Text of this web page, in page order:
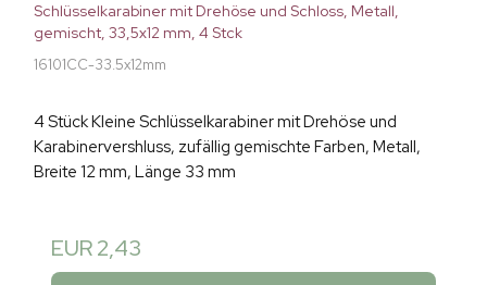
Schlüsselkarabiner mit Drehöse und Schloss, Metall,
gemischt, 33,5x12 mm, 4 Stck
16101CC-33.5x12mm
4 Stück Kleine Schlüsselkarabiner mit Drehöse und
Karabinervershluss, zufällig gemischte Farben, Metall,
Breite 12 mm, Länge 33 mm
EUR 2,43